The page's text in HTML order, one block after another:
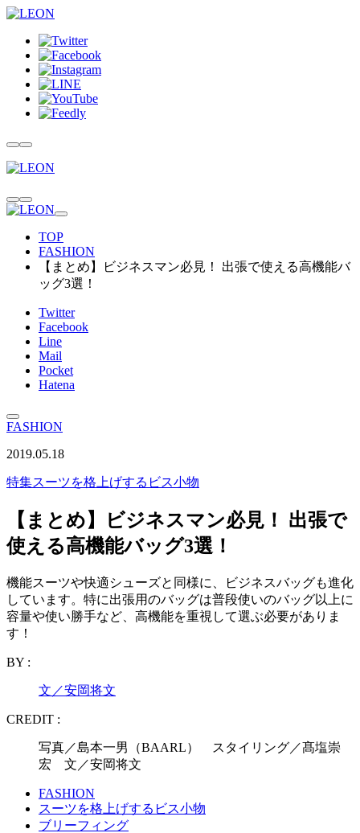
TOP
FASHION
【まとめ】ビジネスマン必見！ 出張で使える高機能バ
ッグ3選！
Twitter
Facebook
Line
Mail
Pocket
Hatena
FASHION
2019.05.18
特集スーツを格上げするビス小物
【まとめ】ビジネスマン必見！ 出張で
使える高機能バッグ3選！
機能スーツや快適シューズと同様に、ビジネスバッグも進化
しています。特に出張用のバッグは普段使いのバッグ以上に
容量や使い勝手など、高機能を重視して選ぶ必要がありま
す！
BY :
文／安岡将文
CREDIT :
写真／島本一男（BAARL） スタイリング／髙塩崇
宏 文／安岡将文
FASHION
スーツを格上げするビス小物
ブリーフィング